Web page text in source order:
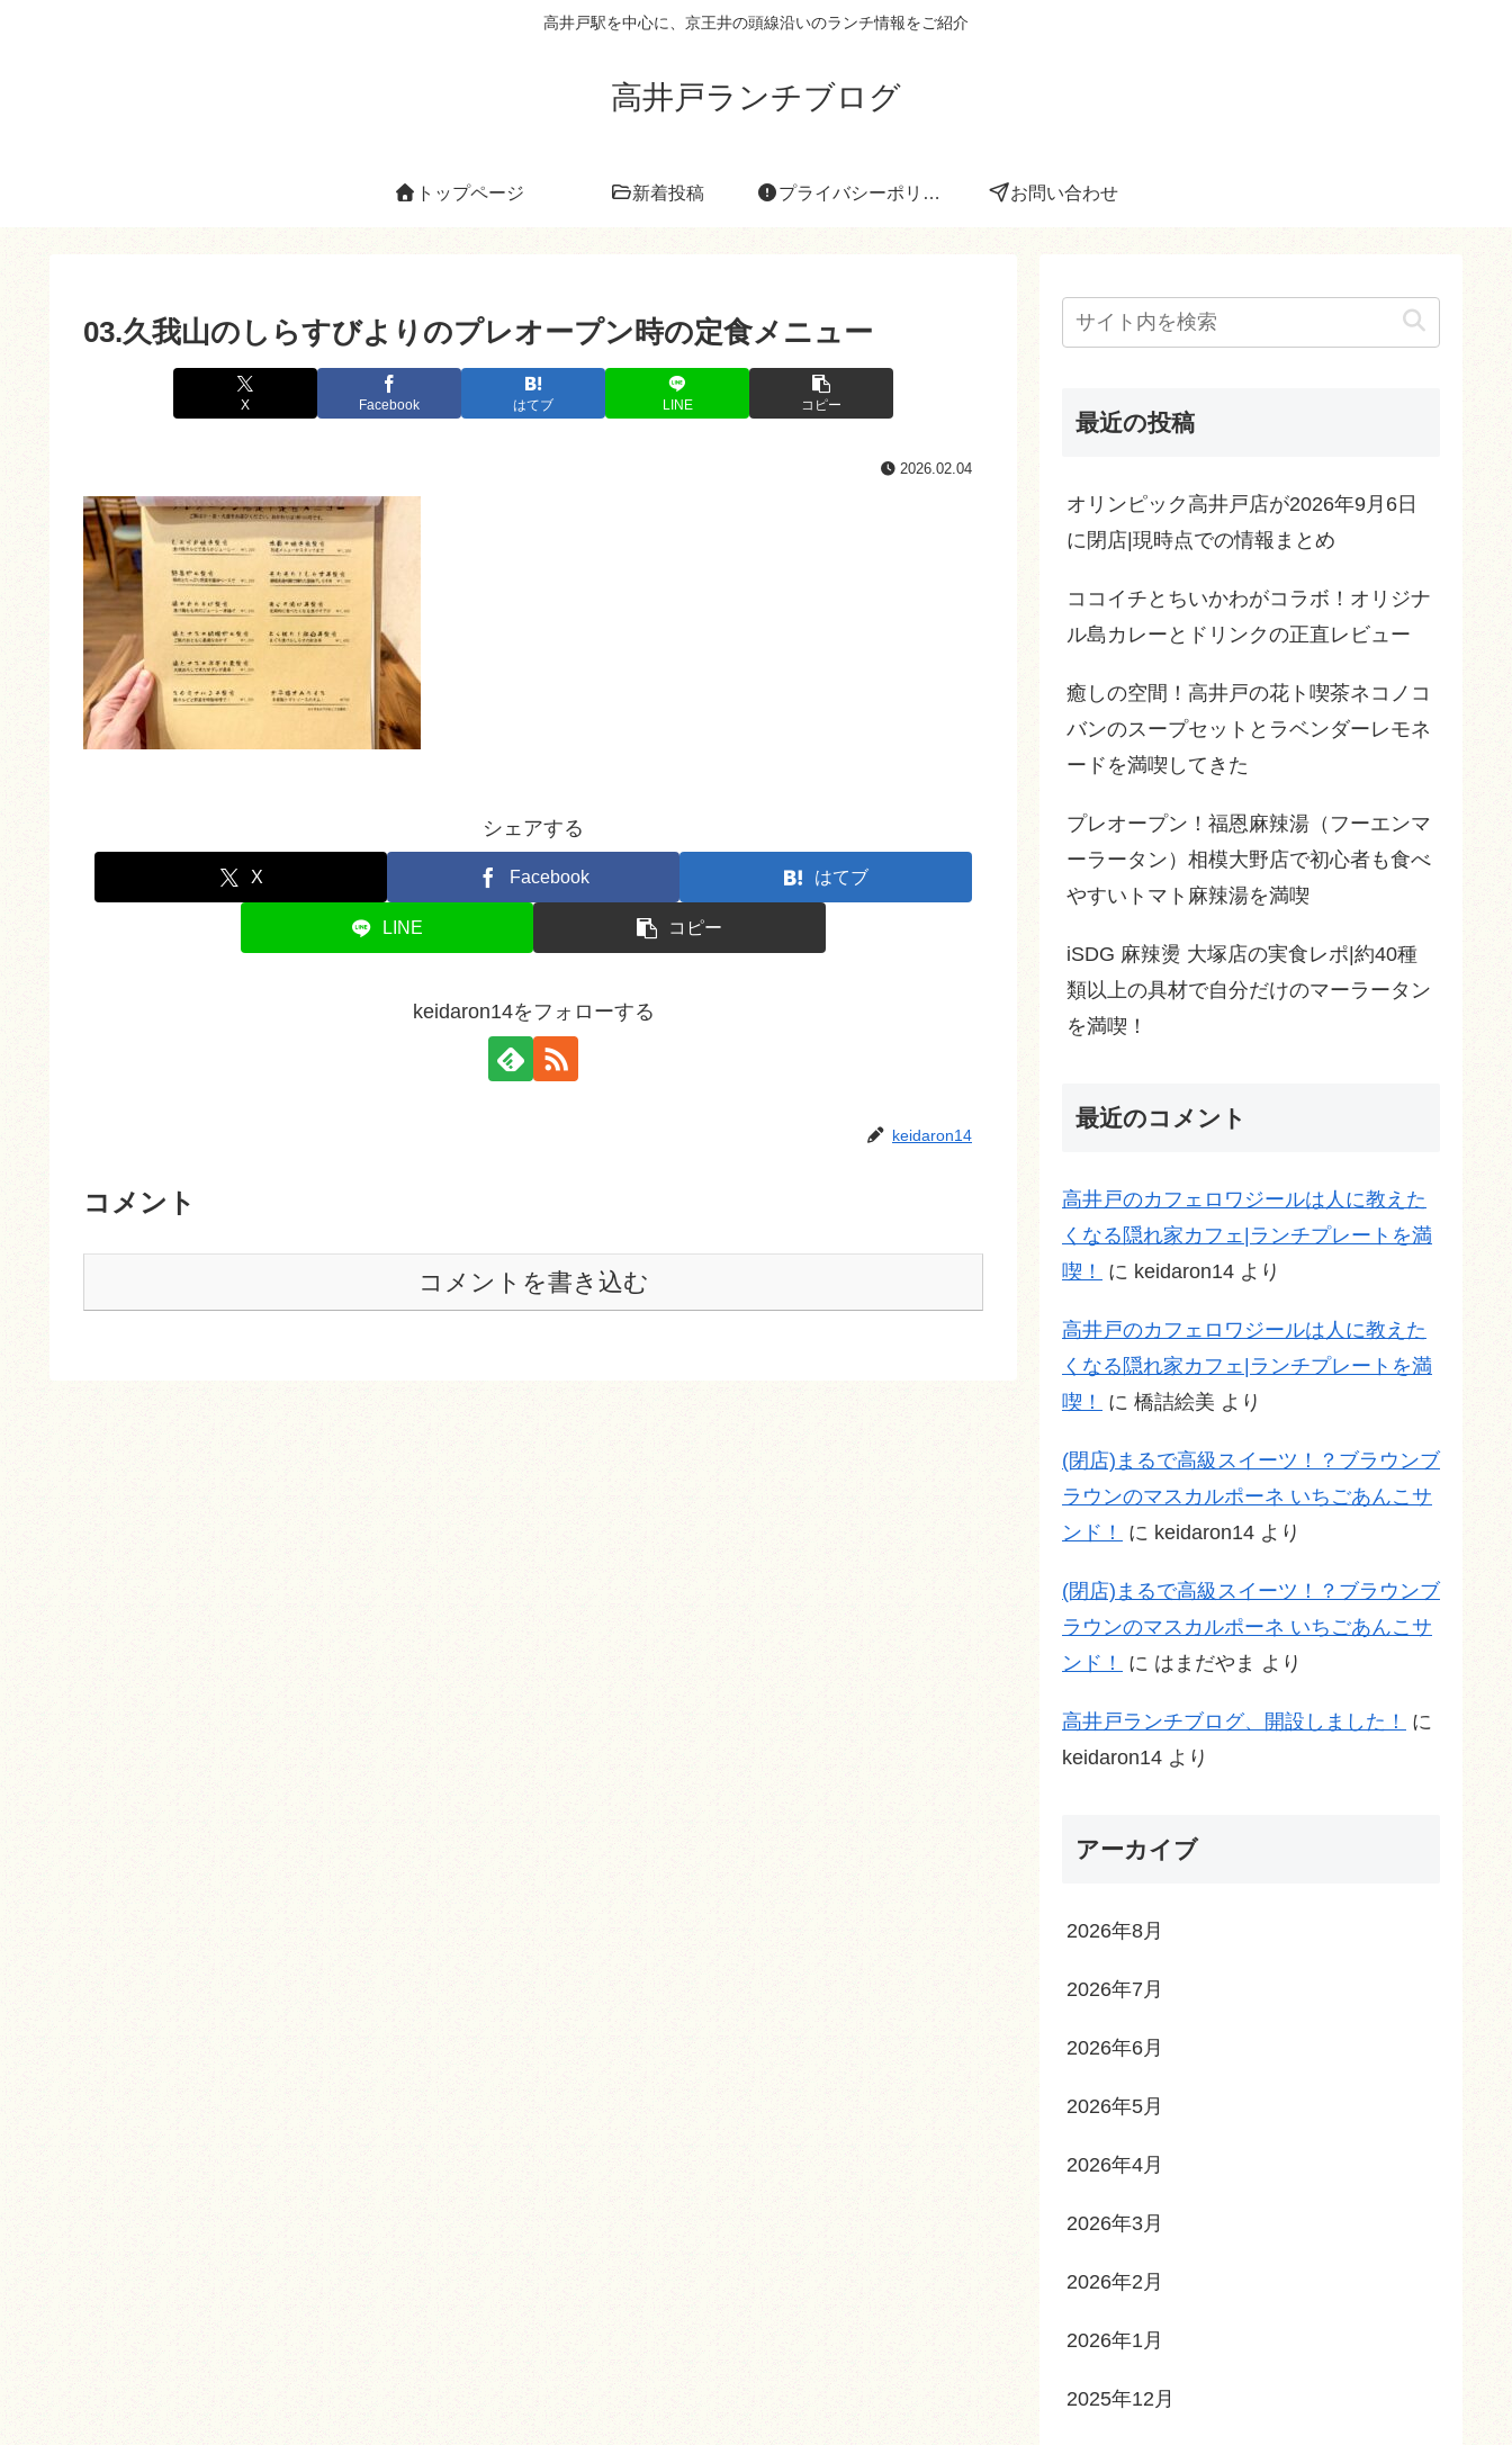
高井戸駅を中心に、京王井の頭線沿いのランチ情報をご紹介
高井戸ランチブログ
トップページ 新着投稿 プライバシーポリシー お問い合わせ
03.久我山のしらすびよりのプレオープン時の定食メニュー
X Facebook はてブ LINE コピー
2026.02.04
シェアする
X Facebook はてブ
LINE コピー
keidaron14をフォローする
keidaron14
コメント
コメントを書き込む
最近の投稿
オリンピック高井戸店が2026年9月6日
に閉店|現時点での情報まとめ
ココイチとちいかわがコラボ！オリジナ
ル島カレーとドリンクの正直レビュー
癒しの空間！高井戸の花ト喫茶ネコノコ
バンのスープセットとラベンダーレモネ
ードを満喫してきた
プレオープン！福恩麻辣湯（フーエンマ
ーラータン）相模大野店で初心者も食べ
やすいトマト麻辣湯を満喫
iSDG 麻辣燙 大塚店の実食レポ|約40種
類以上の具材で自分だけのマーラータン
を満喫！
最近のコメント
高井戸のカフェロワジールは人に教えた
くなる隠れ家カフェ|ランチプレートを満
喫！
に keidaron14 より
高井戸のカフェロワジールは人に教えた
くなる隠れ家カフェ|ランチプレートを満
喫！
に 橋詰絵美 より
(閉店)まるで高級スイーツ！？ブラウンブ
ラウンのマスカルポーネ いちごあんこサ
ンド！
に keidaron14 より
(閉店)まるで高級スイーツ！？ブラウンブ
ラウンのマスカルポーネ いちごあんこサ
ンド！
に はまだやま より
高井戸ランチブログ、開設しました！
に
keidaron14 より
アーカイブ
2026年8月
2026年7月
2026年6月
2026年5月
2026年4月
2026年3月
2026年2月
2026年1月
2025年12月